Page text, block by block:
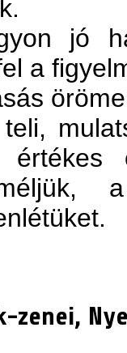
jó
a
zenei,